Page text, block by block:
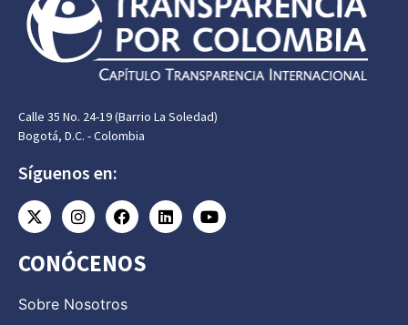
Calle 35 No. 24-19 (Barrio La Soledad)
Bogotá, D.C. - Colombia
Síguenos en:
CONÓCENOS
Sobre Nosotros